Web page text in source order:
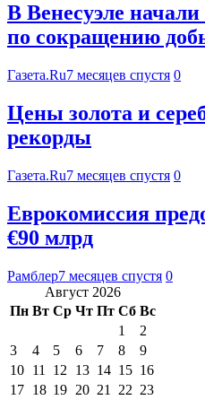
В Венесуэле
по сокращению
Газета.Ru7 месяцев спустя 0
Цены золота и
рекорды
Газета.Ru7 месяцев спустя 0
Еврокомиссия
€90 млрд
Рамблер7 месяцев спустя 0
Август 2026
Пн Вт Ср Чт Пт Сб Вс
1
2
3
4 5 6 7 8
9
10 11 12 13 14 15 16
17 18 19 20 21 22 23